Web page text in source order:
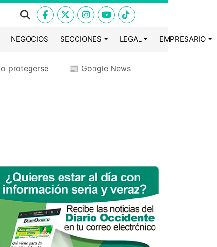
NEGOCIOS SECCIONES LEGAL EMPRESARIO
protegerse 📰 Google News